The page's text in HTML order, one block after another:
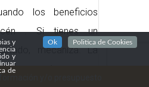
los beneficios
. Si tienes un
mecaniza. La
abarca más pero es
y
y
de
Ok Politica de Cookies